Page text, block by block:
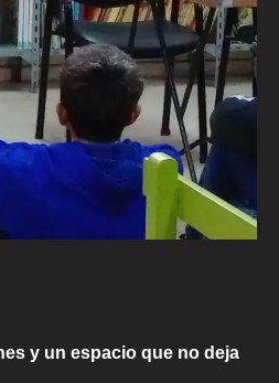
y un espacio que no deja